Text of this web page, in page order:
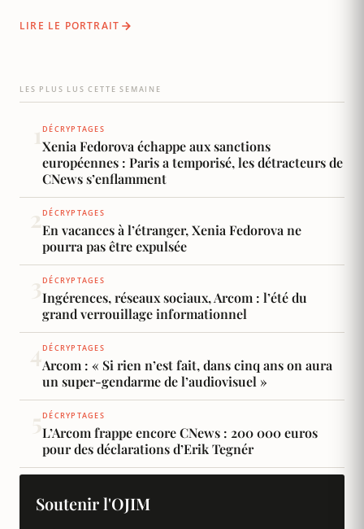
l'antispécisme, éditorialiste sur CNews et co-
débats de société et enquêtes au…
LIRE LE PORTRAIT
LES PLUS LUS CETTE SEMAINE
1 DÉCRYPTAGES
Xenia Fedorova échappe aux sanctions
européennes : Paris a temporisé, les détracteurs de
CNews s’enflamment
2DÉCRYPTAGES
En vacances à l’étranger, Xenia Fedorova ne
pourra pas être expulsée
3DÉCRYPTAGES
Ingérences, réseaux sociaux, Arcom : l’été du
grand verrouillage informationnel
4DÉCRYPTAGES
Arcom : « Si rien n’est fait, dans cinq ans on aura
un super-gendarme de l’audiovisuel »
5DÉCRYPTAGES
L’Arcom frappe encore CNews : 200 000 euros
pour des déclarations d’Erik Tegnér
Soutenir l'OJIM